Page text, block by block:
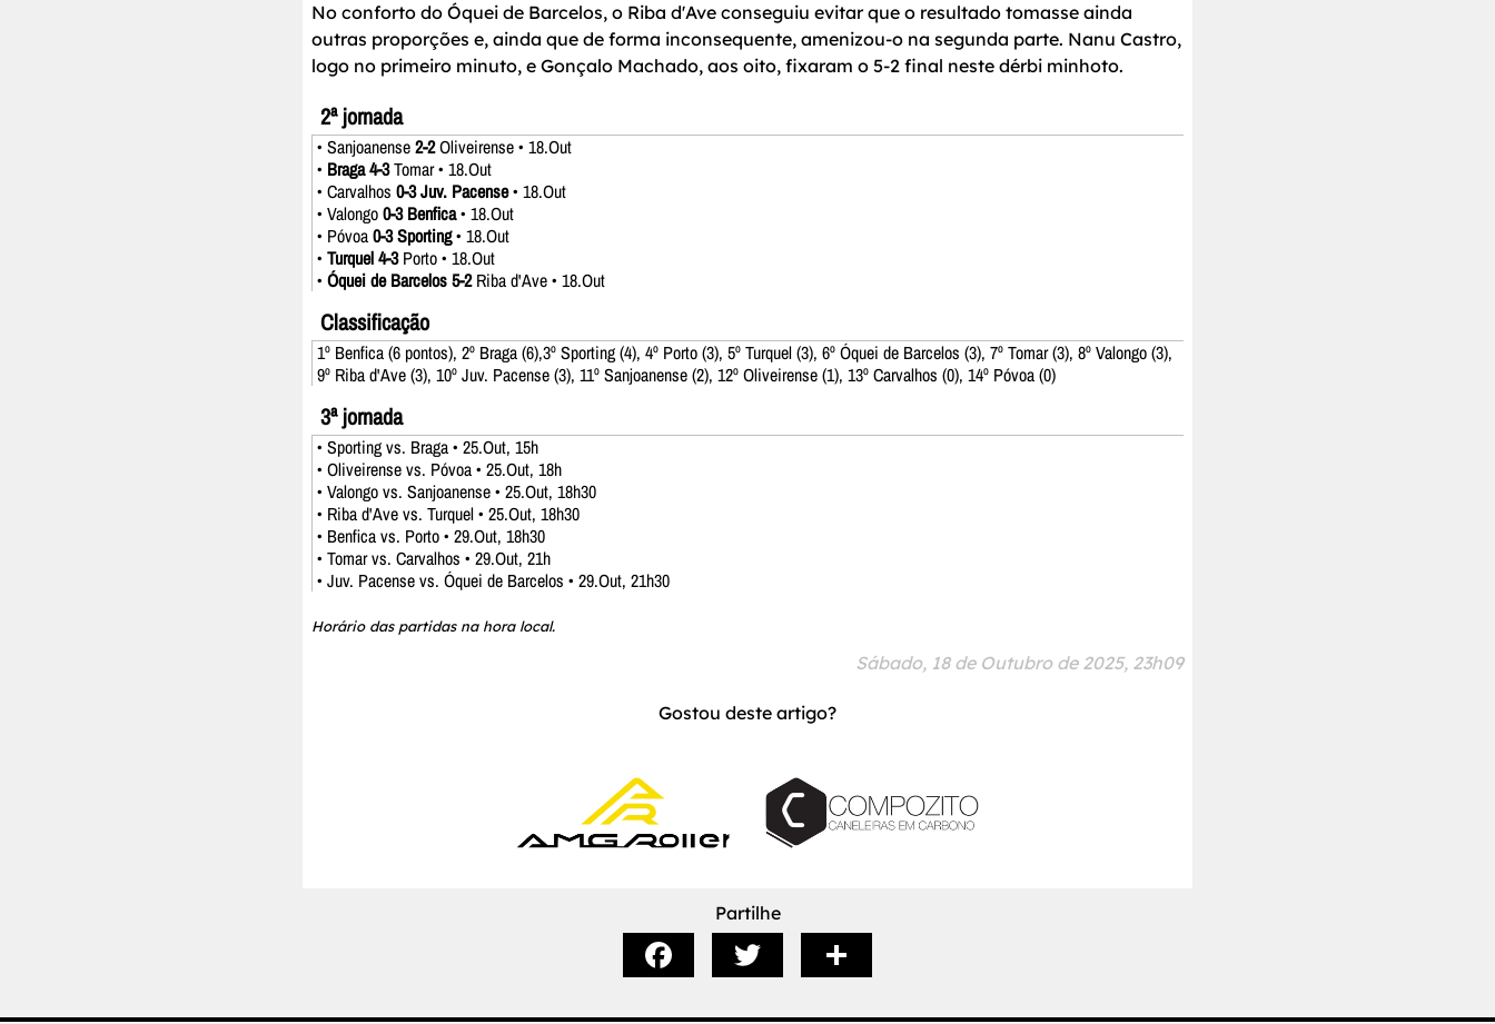
No conforto do Óquei de Barcelos, o Riba d'Ave conseguiu evitar que o resultado tomasse ainda
outras proporções e, ainda que de forma inconsequente, amenizou-o na segunda parte. Nanu Castro,
logo no primeiro minuto, e Gonçalo Machado, aos oito, fixaram o 5-2 final neste dérbi minhoto.
2ª jornada
• Sanjoanense2-2Oliveirense • 18.Out
• Braga 4-3Tomar • 18.Out
• Carvalhos 0-3 Juv. Pacense• 18.Out
• Valongo0-3 Benfica• 18.Out
• Póvoa0-3 Sporting• 18.Out
• Turquel 4-3Porto • 18.Out
• Óquei de Barcelos 5-2Riba d'Ave • 18.Out
Classificação
1º Benfica (6 pontos), 2º Braga (6),3º Sporting (4), 4º Porto (3), 5º Turquel (3), 6º Óquei de Barcelos (3), 7º Tomar (3), 8º Valongo (3),
9º Riba d'Ave (3), 10º Juv. Pacense (3), 11º Sanjoanense (2), 12º Oliveirense (1), 13º Carvalhos (0), 14º Póvoa (0)
3ª jornada
• Sporting vs. Braga • 25.Out, 15h
• Oliveirense vs. Póvoa • 25.Out, 18h
• Valongo vs. Sanjoanense • 25.Out, 18h30
• Riba d'Ave vs. Turquel • 25.Out, 18h30
• Benfica vs. Porto • 29.Out, 18h30
• Tomar vs. Carvalhos • 29.Out, 21h
• Juv. Pacense vs. Óquei de Barcelos • 29.Out, 21h30
Horário das partidas na hora local.
Sábado, 18 de Outubro de 2025, 23h09
Gostou deste artigo?
Partilhe